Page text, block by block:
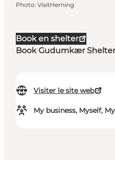
Book en shelter
Book Gudumkær
Visiter le site web
My business, Myself,
Photo: VisitHerning